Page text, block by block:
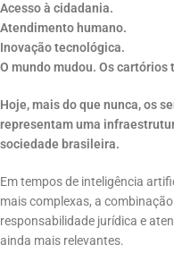
Acesso à cidadania.
Atendimento humano.
Inovação tecnológica.
O mundo mudou. Os cartórios
Hoje, mais do que nunca, os
representam uma
sociedade brasileira.
Em tempos de inteligência
mais complexas, a
responsabilidade jurídica e
ainda mais relevantes.